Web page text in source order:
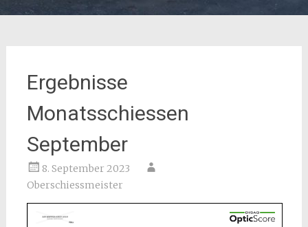
Ergebnisse
Monatsschiessen
September
8. September 2023
Oberschiessmeister